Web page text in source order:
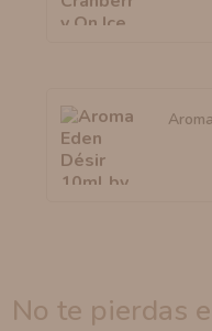
no te pierdas